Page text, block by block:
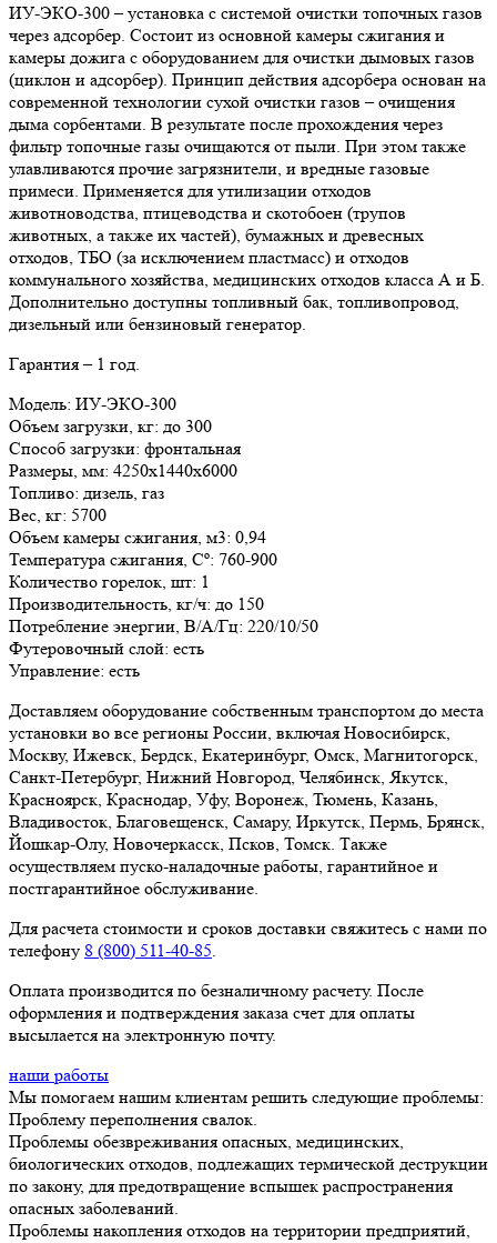
ИУ-ЭКО-300 – установка с системой очистки топочных газов
через адсорбер. Состоит из основной камеры сжигания и
камеры дожига с оборудованием для очистки дымовых газов
(циклон и адсорбер). Принцип действия адсорбера основан на
современной технологии сухой очистки газов – очищения
дыма сорбентами. В результате после прохождения через
фильтр топочные газы очищаются от пыли. При этом также
улавливаются прочие загрязнители, и вредные газовые
примеси. Применяется для утилизации отходов
животноводства, птицеводства и скотобоен (трупов
животных, а также их частей), бумажных и древесных
отходов, ТБО (за исключением пластмасс) и отходов
коммунального хозяйства, медицинских отходов класса А и Б.
Дополнительно доступны топливный бак, топливопровод,
дизельный или бензиновый генератор.
Гарантия – 1 год.
Модель: ИУ-ЭКО-300
Объем загрузки, кг: до 300
Способ загрузки: фронтальная
Размеры, мм: 4250х1440х6000
Топливо: дизель, газ
Вес, кг: 5700
Объем камеры сжигания, м3: 0,94
Температура сжигания, Сº: 760-900
Количество горелок, шт: 1
Производительность, кг/ч: до 150
Потребление энергии, В/A/Гц: 220/10/50
Футеровочный слой: есть
Управление: есть
Доставляем оборудование собственным транспортом до места
установки во все регионы России, включая Новосибирск,
Москву, Ижевск, Бердск, Екатеринбург, Омск, Магнитогорск,
Санкт-Петербург, Нижний Новгород, Челябинск, Якутск,
Красноярск, Краснодар, Уфу, Воронеж, Тюмень, Казань,
Владивосток, Благовещенск, Самару, Иркутск, Пермь, Брянск,
Йошкар-Олу, Новочеркасск, Псков, Томск. Также
осуществляем пуско-наладочные работы, гарантийное и
постгарантийное обслуживание.
Для расчета стоимости и сроков доставки свяжитесь с нами по
телефону 8 (800) 511-40-85
Оплата производится по безналичному расчету. После
оформления и подтверждения заказа счет для оплаты
высылается на электронную почту.
наши работы
Мы помогаем нашим клиентам решить следующие проблемы:
Проблему переполнения свалок.
Проблемы обезвреживания опасных, медицинских,
биологических отходов, подлежащих термической деструкции
по закону, для предотвращение вспышек распространения
опасных заболеваний.
Проблемы накопления отходов на территории предприятий,